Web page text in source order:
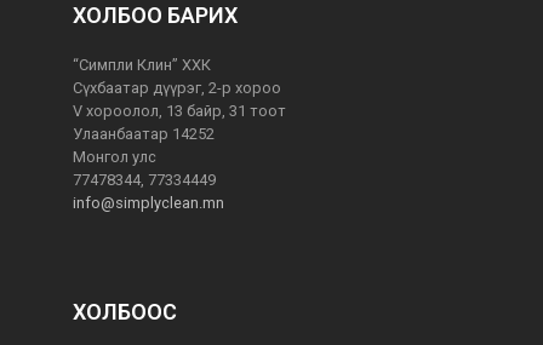
ХОЛБОО БАРИХ
“Симпли Клин” ХХК
Сүхбаатар дүүрэг, 2-р хороо
V хороолол, 13 байр, 31 тоот
Улаанбаатар 14252
Монгол улс
77478344, 77334449
info@simplyclean.mn
ХОЛБООС